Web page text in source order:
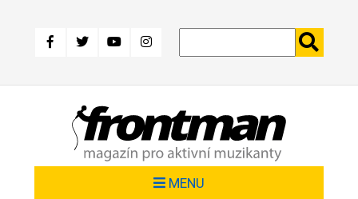
hlavnímu
MENU